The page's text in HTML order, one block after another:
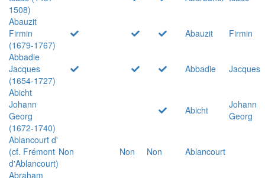
1508)
Abauzit
Firmin
(1679-1767)
Abauzit
Firmin
Abbadie
Jacques
(1654-1727)
Abbadie
Jacques
Abicht
Johann
Georg
(1672-1740)
Abicht
Johann
Georg
Ablancourt d'
(cf. Frémont
d'Ablancourt)
Non Non Non
Ablancourt
Abraham